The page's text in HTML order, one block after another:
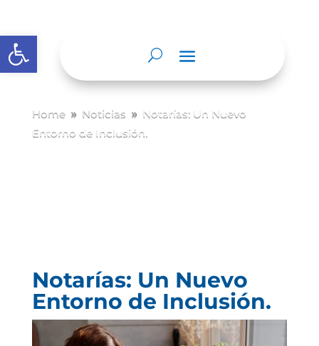
Abrir barra de herramientas
Home 9 Noticias 9 Notarías: Un Nuevo
Entorno de Inclusión.
Notarías: Un Nuevo
Entorno de Inclusión.